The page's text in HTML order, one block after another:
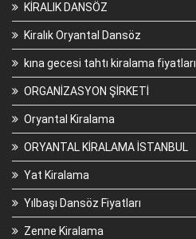
KİRALIK DANSÖZ
Kiralık Oryantal Dansöz
kına gecesi tahtı kiralama fiyatları
ORGANİZASYON ŞİRKETİ
Oryantal Kiralama
ORYANTAL KİRALAMA İSTANBUL
Yat Kiralama
Yılbaşı Dansöz Fiyatları
Zenne Kiralama